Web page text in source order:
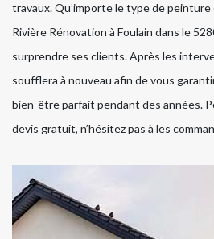
travaux. Qu’importe le type de
Rivière Rénovation à Foulain dans le
surprendre ses clients. Après les
soufflera à nouveau afin de vous
bien-être parfait pendant des années.
devis gratuit, n’hésitez pas à les